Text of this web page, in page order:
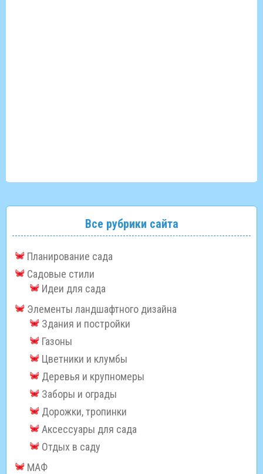
Все рубрики сайта
Планирование сада
Садовые стили
Идеи для сада
Элементы ландшафтного дизайна
Здания и постройки
Газоны
Цветники и клумбы
Деревья и крупномеры
Заборы и ограды
Дорожки, тропинки
Аксессуары для сада
Отдых в саду
МАФ